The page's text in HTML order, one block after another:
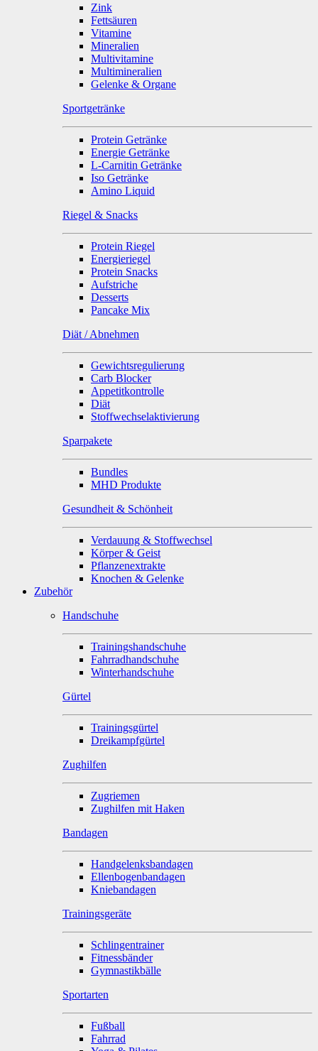
Zink
Fettsäuren
Vitamine
Mineralien
Multivitamine
Multimineralien
Gelenke & Organe
Sportgetränke
Protein Getränke
Energie Getränke
L-Carnitin Getränke
Iso Getränke
Amino Liquid
Riegel & Snacks
Protein Riegel
Energieriegel
Protein Snacks
Aufstriche
Desserts
Pancake Mix
Diät / Abnehmen
Gewichtsregulierung
Carb Blocker
Appetitkontrolle
Diät
Stoffwechselaktivierung
Sparpakete
Bundles
MHD Produkte
Gesundheit & Schönheit
Verdauung & Stoffwechsel
Körper & Geist
Pflanzenextrakte
Knochen & Gelenke
Zubehör
Handschuhe
Trainingshandschuhe
Fahrradhandschuhe
Winterhandschuhe
Gürtel
Trainingsgürtel
Dreikampfgürtel
Zughilfen
Zugriemen
Zughilfen mit Haken
Bandagen
Handgelenksbandagen
Ellenbogenbandagen
Kniebandagen
Trainingsgeräte
Schlingentrainer
Fitnessbänder
Gymnastikbälle
Sportarten
Fußball
Fahrrad